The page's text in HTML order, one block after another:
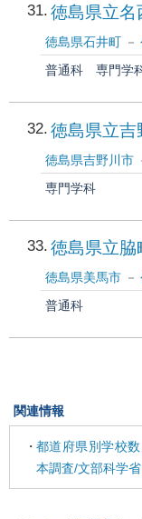
31 徳島県立名
徳島県石井町
普通科
専門学
32 徳島県立吉
徳島県吉野川市
専門学科
33 徳島県立脇
徳島県美馬市
普通科
関連情報
都道府県別学校
本調査/文部科学省